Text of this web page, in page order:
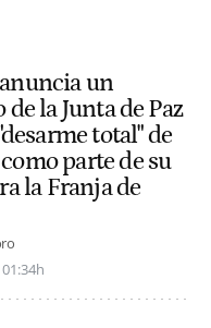
un
de la Junta de Paz
total" de
parte de su
la Franja de
01:34h